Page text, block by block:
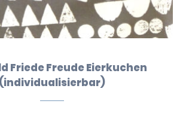
Friede Freude Eierkuchen
(individualisierbar)